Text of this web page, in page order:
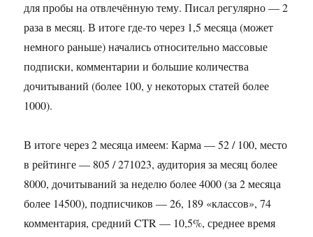
для пробы на отвлечённую тему. Писал регулярно — 2
раза в месяц. В итоге где-то через 1,5 месяца (может
немного раньше) начались относительно массовые
подписки, комментарии и большие количества
дочитываний (более 100, у некоторых статей более
1000).
В итоге через 2 месяца имеем: Карма — 52 / 100, место
в рейтинге — 805 / 271023, аудитория за месяц более
8000, дочитываний за неделю более 4000 (за 2 месяца
более 14500), подписчиков — 26, 189 «классов», 74
комментария, средний CTR — 10,5%, среднее время